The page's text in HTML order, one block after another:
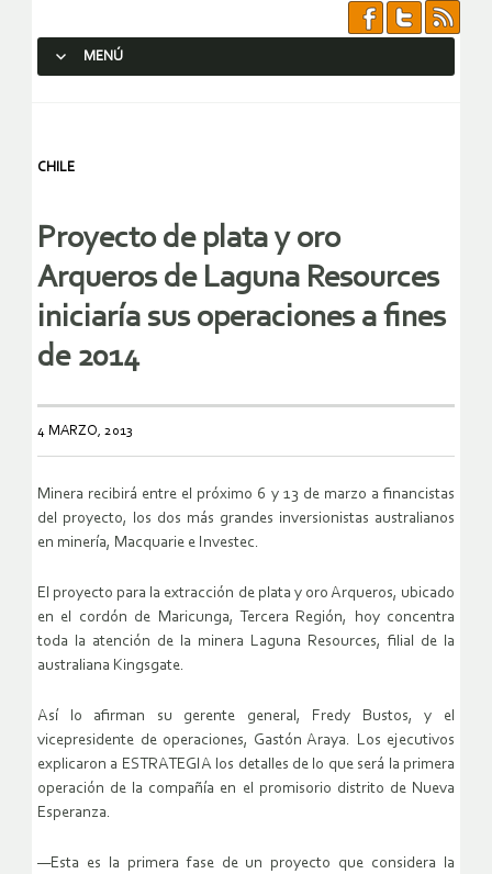
MENÚ
CHILE
Proyecto de plata y oro
Arqueros de Laguna Resources
iniciaría sus operaciones a fines
de 2014
4 MARZO, 2013
Minera recibirá entre el próximo 6 y 13 de marzo a financistas
del proyecto, los dos más grandes inversionistas australianos
en minería, Macquarie e Investec.
El proyecto para la extracción de plata y oro Arqueros, ubicado
en el cordón de Maricunga, Tercera Región, hoy concentra
toda la atención de la minera Laguna Resources, filial de la
australiana Kingsgate.
Así lo afirman su gerente general, Fredy Bustos, y el
vicepresidente de operaciones, Gastón Araya. Los ejecutivos
explicaron a ESTRATEGIA los detalles de lo que será la primera
operación de la compañía en el promisorio distrito de Nueva
Esperanza.
—Esta es la primera fase de un proyecto que considera la